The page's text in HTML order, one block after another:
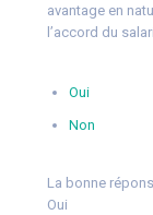
avantage en
l’accord du
Oui
Non
La bonne
Oui